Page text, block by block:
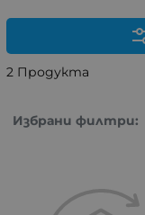
2 Продукта
Избрани филтри: